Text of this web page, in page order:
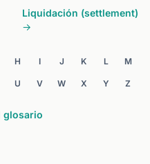
Liquidación (settlement)
→
H I J K L M
U V W X Y Z
glosario